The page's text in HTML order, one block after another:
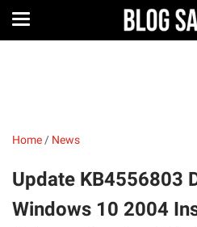
Home / News
Update KB4556803
Windows 10 2004